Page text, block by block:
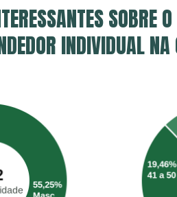
SOBRE O
INDIVIDUAL